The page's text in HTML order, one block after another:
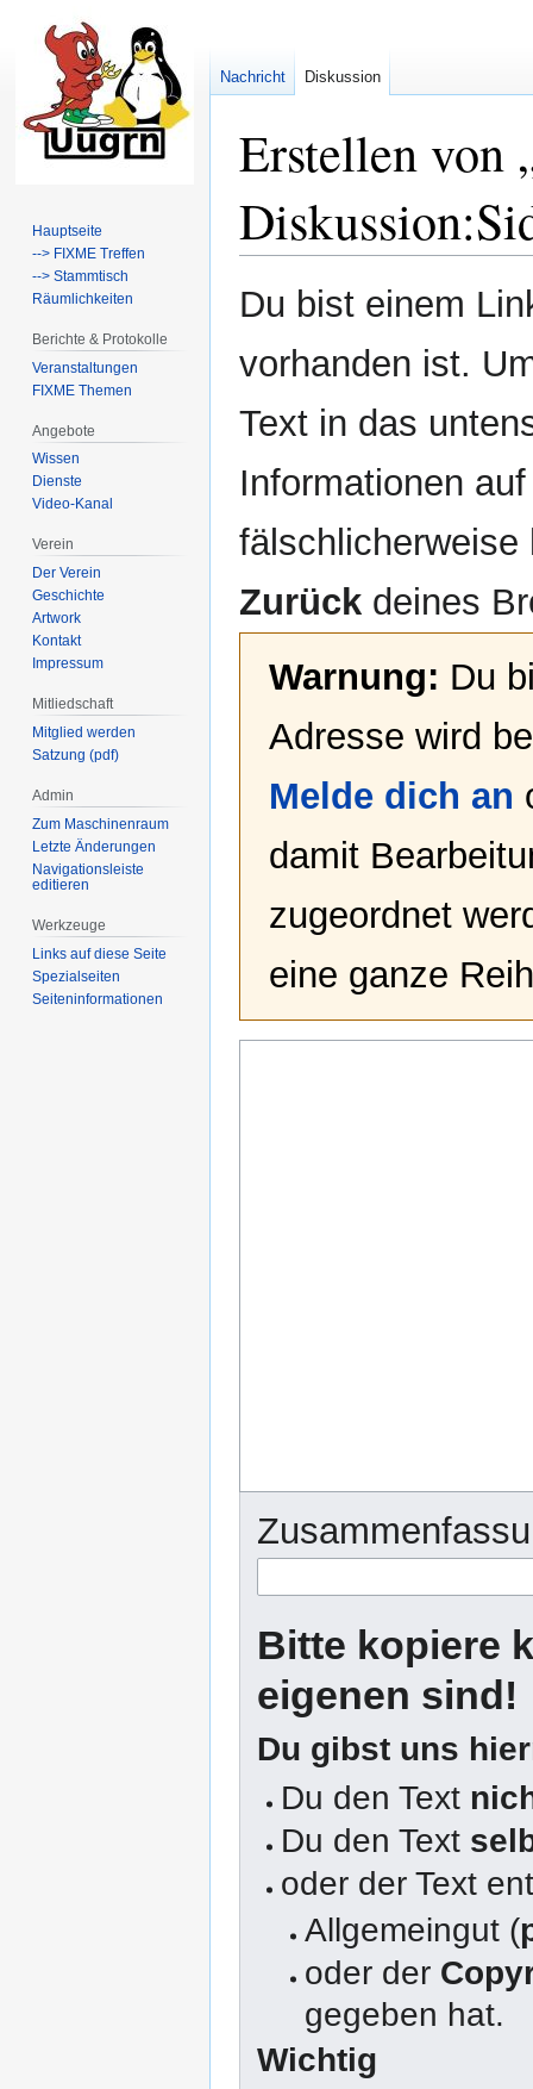
Erstellen von
Zur
Navigation
Zur
Suche
Du bist einem
vorhanden ist.
Text in das
Informationen
Zurück deines
Warnung: Du
Adresse wird
Melde dich an
damit
zugeordnet
eine ganze
Bitte kopiere
eigenen sind!
Du gibst uns
Du den Text
Du den Text
oder der Text
Allgemeingut (
oder der
gegeben hat.
Wichtig
Nachricht Diskussion
Hauptseite
--> FIXME Treffen
--> Stammtisch
Räumlichkeiten
Berichte & Protokolle
Veranstaltungen
FIXME Themen
Angebote
Wissen
Dienste
Video-Kanal
Verein
Der Verein
Geschichte
Artwork
Kontakt
Impressum
Mitliedschaft
Mitglied werden
Satzung (pdf)
Admin
Zum Maschinenraum
Letzte Änderungen
Navigationsleiste
editieren
Werkzeuge
Links auf diese Seite
Spezialseiten
Seiten­­informationen